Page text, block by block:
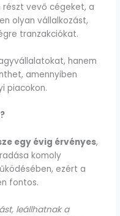
vevő cégeket, a
olyan vállalkozást,
tranzakciókat.
hanem
amennyiben
piacokon.
egy évig érvényes,
komoly
ezért a
fontos.
leállhatnak a